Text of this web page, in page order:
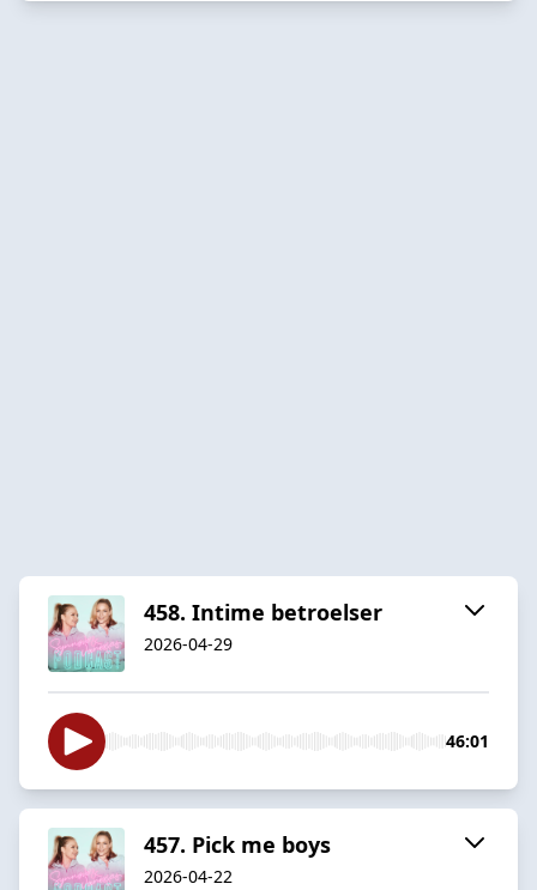
458. Intime betroelser
2026-04-29
46:01
457. Pick me boys
2026-04-22